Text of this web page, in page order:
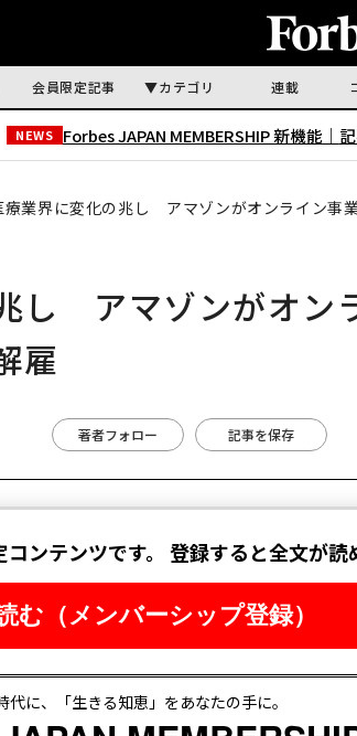
会員限定記事 カテゴリ 連載
NEWS Forbes JAPAN MEMBERSHIP 新機能｜
療業界に変化の兆し アマゾンがオンライン事
し アマゾンがオン
雇
著者フォロー 記事を保存